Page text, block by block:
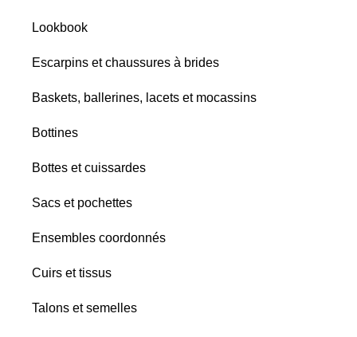
Lookbook
Escarpins et chaussures à brides
Baskets, ballerines, lacets et mocassins
Bottines
Bottes et cuissardes
Sacs et pochettes
Ensembles coordonnés
Cuirs et tissus
Talons et semelles